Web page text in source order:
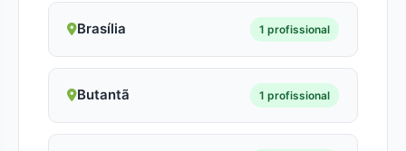
Brasília 1 profissional
Butantã 1 profissional